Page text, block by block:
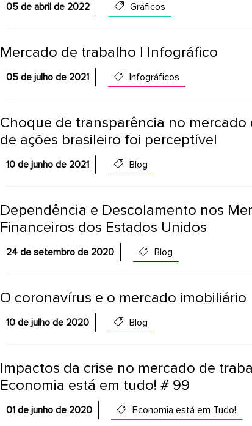
05 de abril de 2022 Gráficos
Mercado de trabalho | Infográfico
05 de julho de 2021 Infográficos
Choque de transparência no mercado
de ações brasileiro foi perceptível
10 de junho de 2021 Blog
Dependência e Descolamento nos
Financeiros dos Estados Unidos
24 de setembro de 2020 Blog
O coronavírus e o mercado imobiliário
10 de julho de 2020 Blog
Impactos da crise no mercado de
Economia está em tudo! # 99
01 de junho de 2020 Economia está em Tudo!